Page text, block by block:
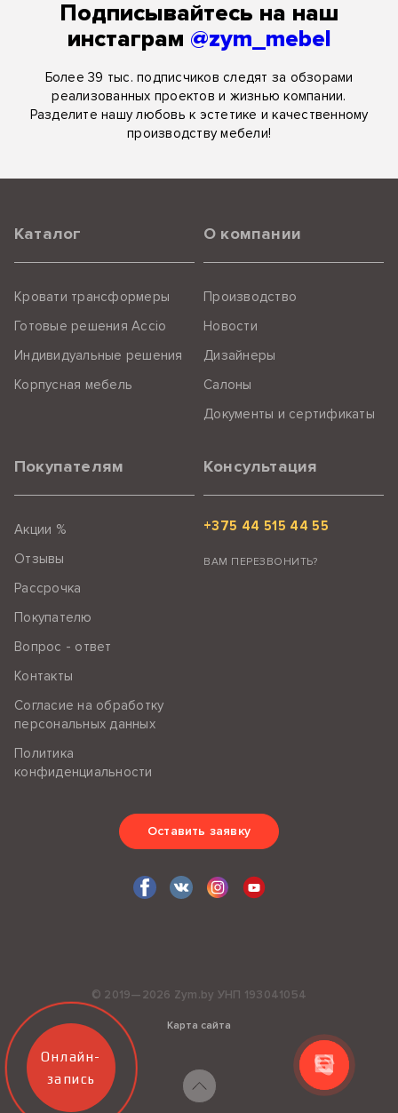
Подписывайтесь на наш
инстаграм @zym_mebel
Более 39 тыс. подписчиков следят за обзорами
реализованных проектов и жизнью компании.
Разделите нашу любовь к эстетике и качественному
производству мебели!
Каталог
Кровати трансформеры
Готовые решения Accio
Индивидуальные решения
Корпусная мебель
О компании
Производство
Новости
Дизайнеры
Салоны
Документы и сертификаты
Покупателям
Акции %
Отзывы
Рассрочка
Покупателю
Вопрос - ответ
Контакты
Согласие на обработку
персональных данных
Политика
конфиденциальности
Консультация
+375 44 515 44 55
ВАМ ПЕРЕЗВОНИТЬ?
Оставить заявку
© 2019—2026 Zym.by УНП 193041054
Карта сайта
Онлайн-
запись